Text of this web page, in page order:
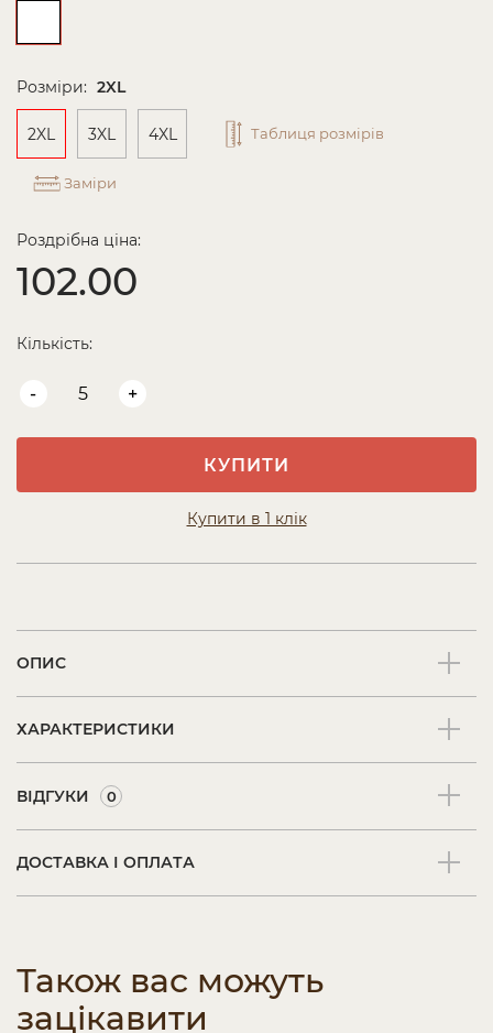
Розміри: 2XL
2XL 3XL 4XL Таблиця розмірів
Заміри
Роздрібна ціна:
102.00
Кількість:
- +
КУПИТИ
Купити в 1 клік
ОПИС
ХАРАКТЕРИСТИКИ
ВІДГУКИ 0
ДОСТАВКА І ОПЛАТА
Також вас можуть
зацікавити